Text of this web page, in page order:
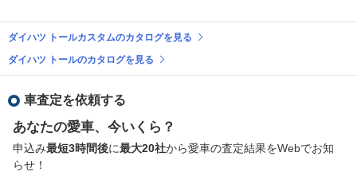
ダイハツ トールカスタムのカタログを見る
ダイハツ トールのカタログを見る
車査定を依頼する
あなたの愛車、今いくら？
申込み最短3時間後に最大20社から愛車の査定結果をWebでお知
らせ！